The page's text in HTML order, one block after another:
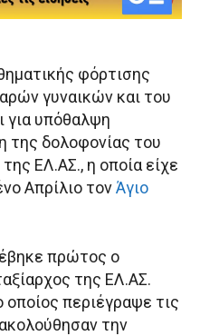
φόρτισης
γυναικών και του
για υπόθαλψη
της δολοφονίας του
ΕΛ.ΑΣ., η οποία είχε
Απρίλιο τονΆγιο
πρώτος ο
της ΕΛ.ΑΣ.
οποίος περιέγραψε τις
την